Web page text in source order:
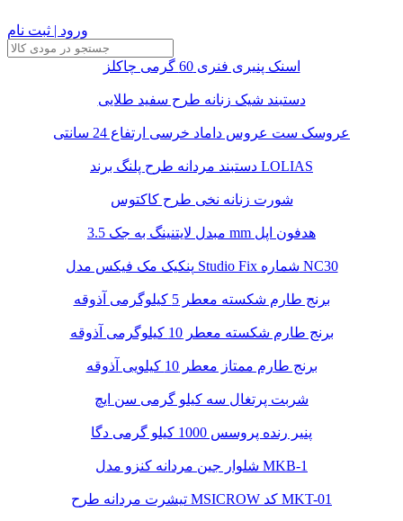
ورود | ثبت نام
اسنک پنیری فنری 60 گرمی چاکلز
دستبند شیک زنانه طرح سفید طلایی
عروسک ست عروس داماد خرسی ارتفاع 24 سانتی
دستبند مردانه طرح پلنگ برند LOLIAS
شورت زنانه نخی طرح کاکتوس
مبدل لایتنینگ به جک 3.5 mm هدفون اپل
پنکیک مک فیکس مدل Studio Fix شماره NC30
برنج طارم شکسته معطر 5 کیلوگرمی آذوقه
برنج طارم شکسته معطر 10 کیلوگرمی آذوقه
برنج طارم ممتاز معطر 10 کیلویی آذوقه
شربت پرتغال سه کیلو گرمی سن ایچ
پنیر رنده پروسس 1000 کیلو گرمی دگا
شلوار جین مردانه کنزو مدل MKB-1
تیشرت مردانه طرح MSICROW کد MKT-01